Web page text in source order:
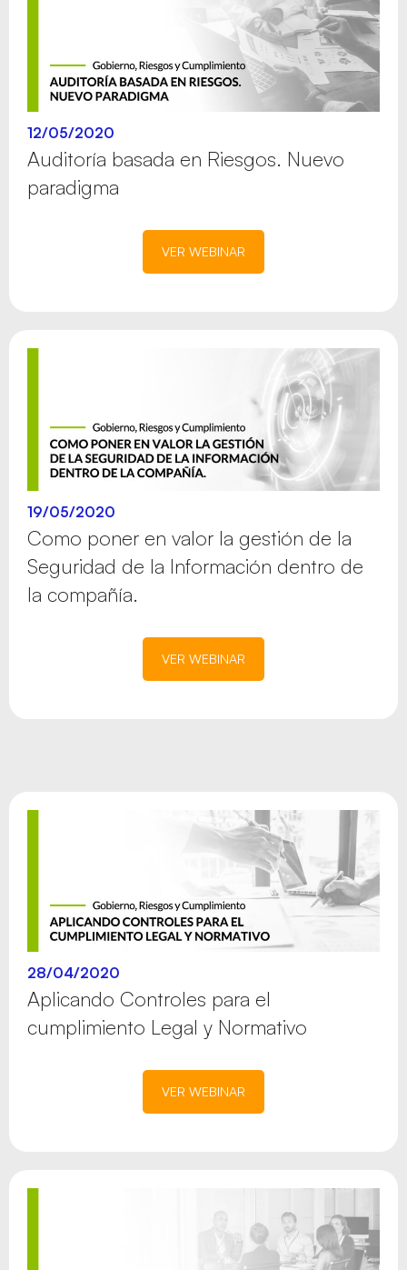
12/05/2020
Auditoría basada en Riesgos. Nuevo
paradigma
VER WEBINAR
19/05/2020
Como poner en valor la gestión de la
Seguridad de la Información dentro de
la compañía.
VER WEBINAR
28/04/2020
Aplicando Controles para el
cumplimiento Legal y Normativo
VER WEBINAR